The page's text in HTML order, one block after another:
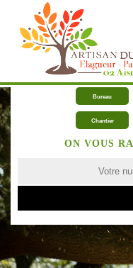
Bureau
Chantier
ON VOUS